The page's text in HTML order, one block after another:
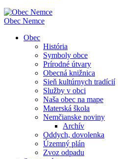
Obec Nemce
Obec
História
Symboly obce
Prírodné útvary
Obecná knižnica
Sieň kultúrnych tradícií
Služby v obci
Naša obec na mape
Materská škola
Nemčianske noviny
Archív
Oddych, dovolenka
Územný plán
Zvoz odpadu